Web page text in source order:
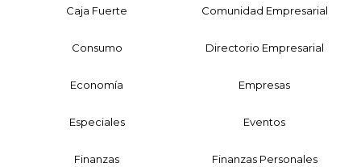
Caja Fuerte Comunidad Empresarial
Consumo Directorio Empresarial
Economía Empresas
Especiales Eventos
Finanzas Finanzas Personales